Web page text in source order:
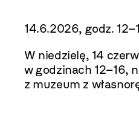
14.6.2026, godz.
W niedzielę, 14
w godzinach 12–16,
z muzeum z